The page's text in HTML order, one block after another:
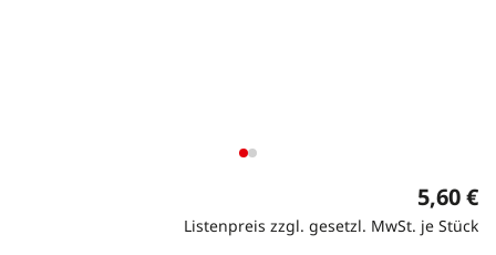
5,60 €
Listenpreis zzgl. gesetzl. MwSt. je Stück